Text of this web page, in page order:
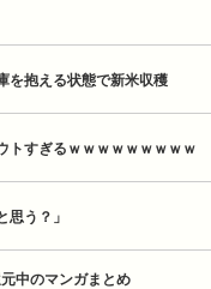
を抱える状態で新米収穫
トすぎるｗｗｗｗｗｗｗｗｗ
う？」
中のマンガまとめ